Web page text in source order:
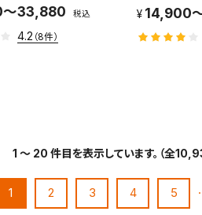
～33,880 税込
4.2 （8件）
14,900
1 ～ 20 件目を表示しています。（全
1 2 3 4 5